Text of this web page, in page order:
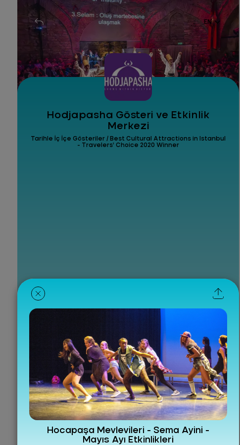
EN
Hodjapasha Gösteri ve Etkinlik
Merkezi
Tarihle İç İçe Gösteriler / Best Cultural Attractions in Istanbul
- Travelers’ Choice 2020 Winner
Hocapaşa Mevlevileri - Sema Ayini -
Mayıs Ayı Etkinlikleri